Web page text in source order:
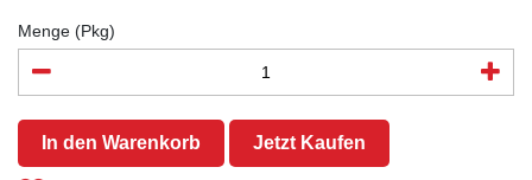
Menge (Pkg)
In den Warenkorb Jetzt Kaufen